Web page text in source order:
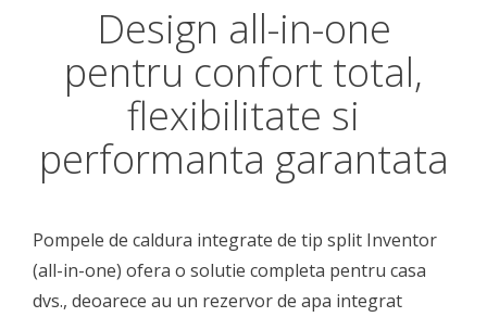
Design all-in-one
pentru confort total,
flexibilitate si
performanta garantata
Pompele de caldura integrate de tip split Inventor
(all-in-one) ofera o solutie completa pentru casa
dvs., deoarece au un rezervor de apa integrat